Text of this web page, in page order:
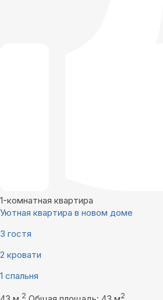
1-комнатная квартира
Уютная квартира в новом доме
3 гостя
2 кровати
1 спальня
2 2